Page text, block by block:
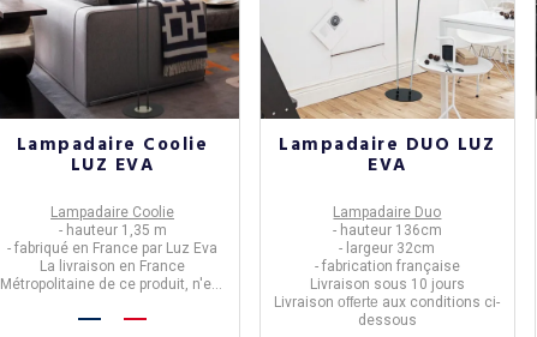
Lampadaire Coolie
LUZ EVA
Lampadaire Coolie
- hauteur 1,35 m
- fabriqué en France par Luz Eva
La livraison en France
Métropolitaine de ce produit, n'est
Lampadaire DUO LUZ
EVA
Lampadaire Duo
- hauteur 136cm
- largeur 32cm
- fabrication française
Livraison sous 10 jours
Livraisonofferte aux conditions ci-
dessous